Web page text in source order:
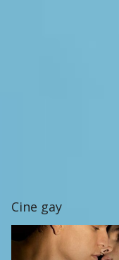
Cine gay